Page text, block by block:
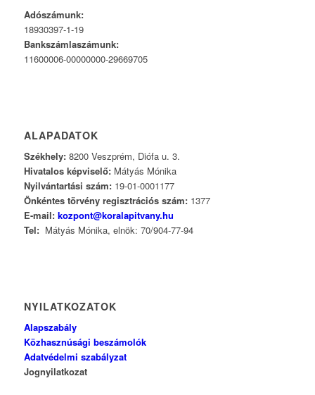
Adószámunk:
18930397-1-19
Bankszámlaszámunk:
11600006-00000000-29669705
ALAPADATOK
Székhely:8200 Veszprém, Diófa u. 3.
Hivatalos képviselő:Mátyás Mónika
Nyilvántartási szám:19-01-0001177
Önkéntes törvény regisztrációs szám:1377
E-mail: kozpont@koralapitvany.hu
Tel:Mátyás Mónika, elnök: 70/904-77-94
NYILATKOZATOK
Alapszabály
Közhasznúsági beszámolók
Adatvédelmi szabályzat
Jognyilatkozat